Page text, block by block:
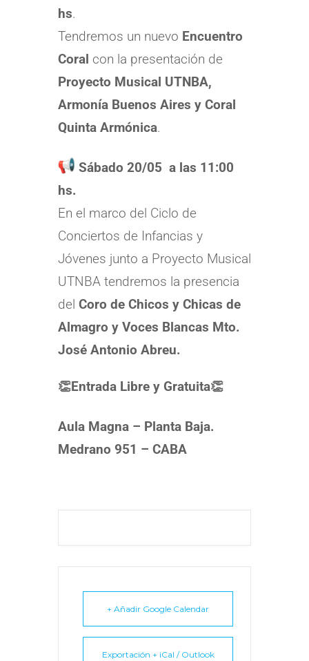
hs.
Tendremos un nuevo Encuentro
Coral con la presentación de
Proyecto Musical UTNBA,
Armonía Buenos Aires y Coral
Quinta Armónica.
Sábado 20/05 a las 11:00
hs.
En el marco del Ciclo de
Conciertos de Infancias y
Jóvenes junto a Proyecto Musical
UTNBA tendremos la presencia
del Coro de Chicos y Chicas de
Almagro y Voces Blancas Mto.
José Antonio Abreu.
👏Entrada Libre y Gratuita👏
Aula Magna – Planta Baja.
Medrano 951 – CABA
+ Añadir Google Calendar
Exportación + iCal / Outlook